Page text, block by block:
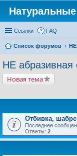
Ссылки FAQ
Список форумов НЕ
НЕ абразивная
Новая тема
Отбивка,
Последнее
Ответы: 2